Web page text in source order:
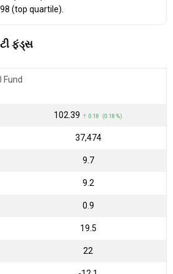
(top quartile).
ફંડ્સ
Fund
₹102.39 ↑ 0.18 (0.18 %)
₹37,474
9.7
9.2
0.9
19.5
22